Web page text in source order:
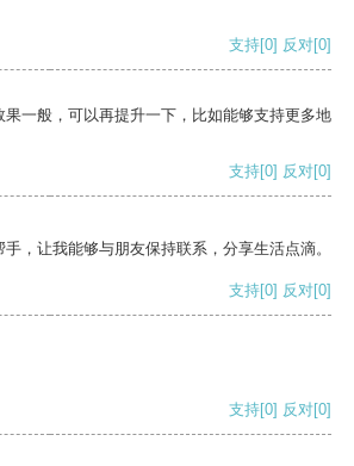
支持[0] 反对[0]
一般，可以再提升一下，比如能够支持更多地
支持[0] 反对[0]
，让我能够与朋友保持联系，分享生活点滴。
支持[0] 反对[0]
支持[0] 反对[0]